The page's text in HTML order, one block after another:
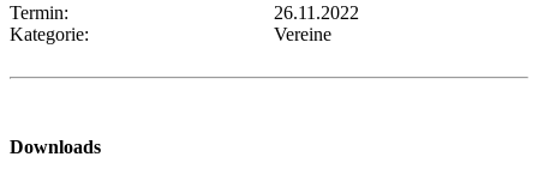
Termin:
26.11.2022
Kategorie:
Vereine
Downloads